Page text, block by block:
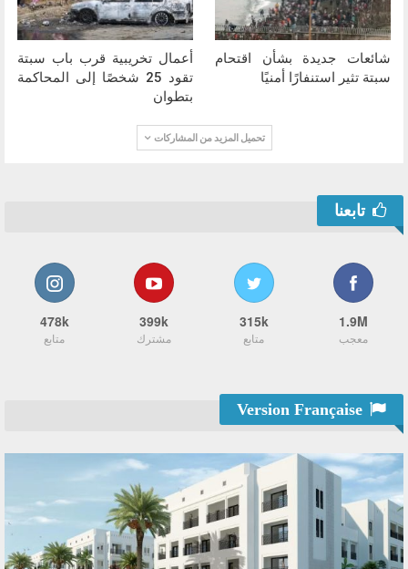
شائعات جديدة بشأن اقتحام
سبتة تثير استنفارًا أمنيًا
أعمال تخريبية قرب باب سبتة
تقود 25 شخصًا إلى المحاكمة
بتطوان
تحميل المزيد من المشاركات
تابعنا
1.9M
معجب
315k
متابع
399k
مشترك
478k
متابع